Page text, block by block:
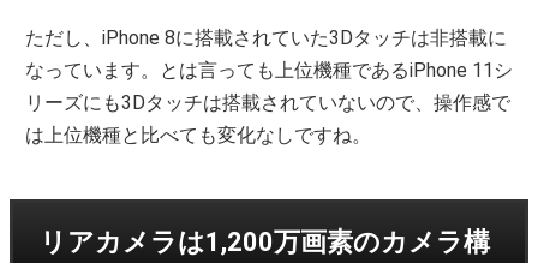
ただし、iPhone 8に搭載されていた3Dタッチは非搭載に
なっています。とは言っても上位機種であるiPhone 11シ
リーズにも3Dタッチは搭載されていないので、操作感で
は上位機種と比べても変化なしですね。
リアカメラは1,200万画素のカメラ構